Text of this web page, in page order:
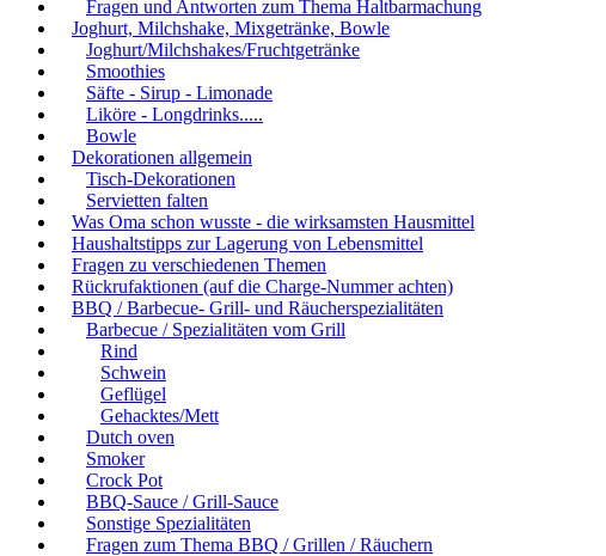
Fragen und Antworten zum Thema Haltbarmachung
Joghurt, Milchshake, Mixgetränke, Bowle
Joghurt/Milchshakes/Fruchtgetränke
Smoothies
Säfte - Sirup - Limonade
Liköre - Longdrinks.....
Bowle
Dekorationen allgemein
Tisch-Dekorationen
Servietten falten
Was Oma schon wusste - die wirksamsten Hausmittel
Haushaltstipps zur Lagerung von Lebensmittel
Fragen zu verschiedenen Themen
Rückrufaktionen (auf die Charge-Nummer achten)
BBQ / Barbecue- Grill- und Räucherspezialitäten
Barbecue / Spezialitäten vom Grill
Rind
Schwein
Geflügel
Gehacktes/Mett
Dutch oven
Smoker
Crock Pot
BBQ-Sauce / Grill-Sauce
Sonstige Spezialitäten
Fragen zum Thema BBQ / Grillen / Räuchern